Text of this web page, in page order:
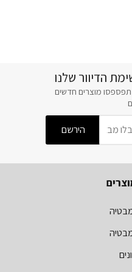
הדיוור שלנו
מוצרים חדשים